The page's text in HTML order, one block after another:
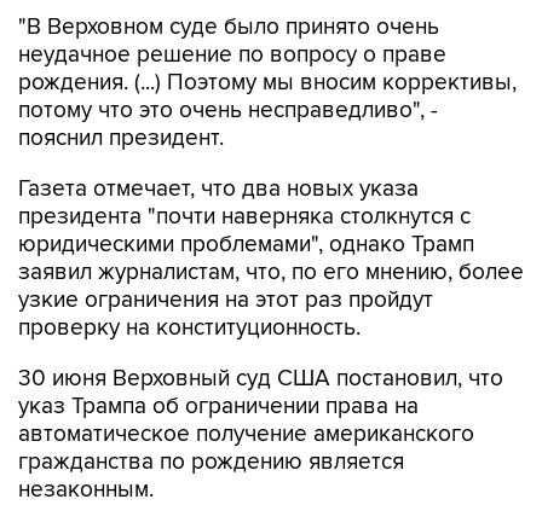
"В Верховном суде было принято очень
неудачное решение по вопросу о праве
рождения. (...) Поэтому мы вносим коррективы,
потому что это очень несправедливо", -
пояснил президент.
Газета отмечает, что два новых указа
президента "почти наверняка столкнутся с
юридическими проблемами", однако Трамп
заявил журналистам, что, по его мнению, более
узкие ограничения на этот раз пройдут
проверку на конституционность.
30 июня Верховный суд США постановил, что
указ Трампа об ограничении права на
автоматическое получение американского
гражданства по рождению является
незаконным.